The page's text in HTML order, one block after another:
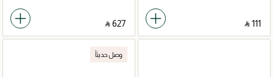
‎ ⃁ ⁦111⁩ ‎
‎ ⃁ ⁦627⁩ ‎
وصل حديثاً